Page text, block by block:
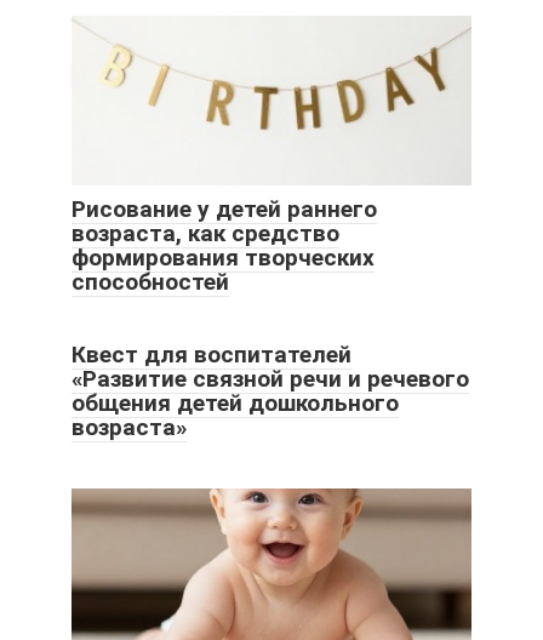
Рисование у детей раннего
возраста, как средство
формирования творческих
способностей
Квест для воспитателей
«Развитие связной речи и речевого
общения детей дошкольного
возраста»